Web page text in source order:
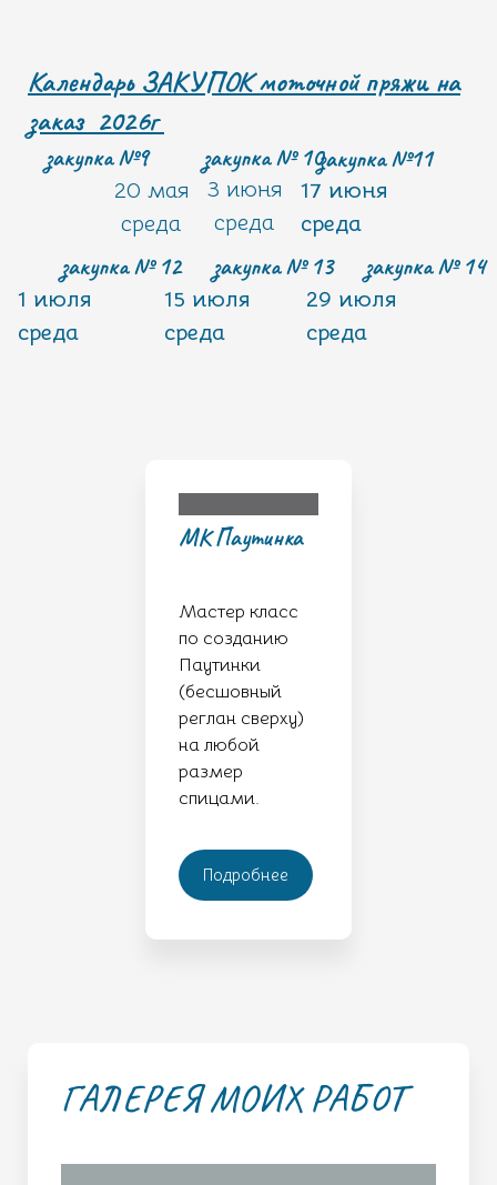
закупка №11
закупка № 14
закупка № 13
закупка № 12
закупка № 10
закупка №9
17 июня
среда
29 июля
среда
15 июля
среда
1 июля
среда
3 июня
среда
20 мая
среда
Календарь ЗАКУПОК моточной пряжи на
заказ 2026г
МК Паутинка
Мастер класс
по созданию
Паутинки
(бесшовный
реглан сверху)
на любой
размер
спицами.
Подробнее
ГАЛЕРЕЯ МОИХ РАБОТ